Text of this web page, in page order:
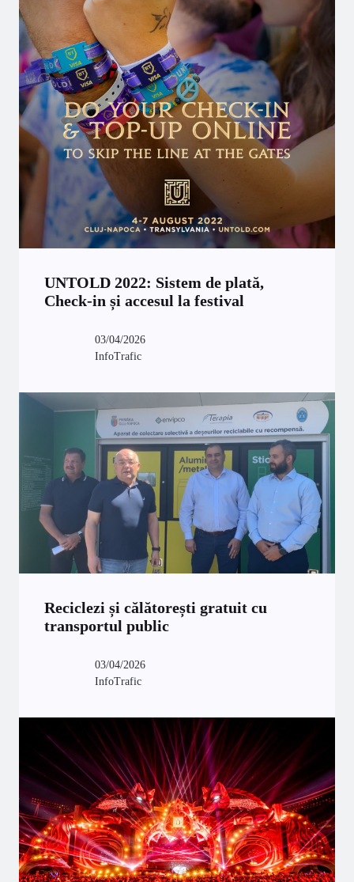
UNTOLD 2022: Sistem de plată,
Check-in și accesul la festival
03/04/2026
InfoTrafic
Reciclezi și călătorești gratuit cu
transportul public
03/04/2026
InfoTrafic